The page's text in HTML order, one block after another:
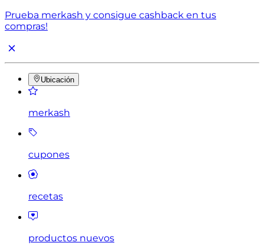
Prueba merkash y consigue cashback en tus
compras!
Ubicación
merkash
cupones
recetas
productos nuevos